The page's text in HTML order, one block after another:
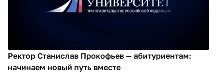
Ректор Станислав Прокофьев — абитуриентам:
начинаем новый путь вместе